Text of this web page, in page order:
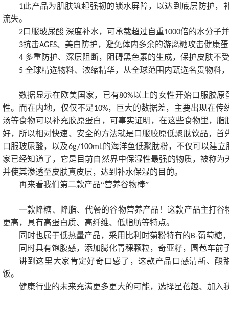
1此产品为肌肤筑起强韧的锁水屏障，以达到底层防护
流失。
2口服玻尿酸 深度补水，可承载超过自重1000倍的水分子
3抗击AGES、美白防护，避免体内多余的游离糖攻击健康
4 多重防护、深层阻断，阻碍黑色素的生成，保护皮肤不
5 全球精选物料、浓缩精华，从全球范围内甄选名贵物料
数据显示在欧美国家，已有80%以上的女性开始口服胶
性。而在内地，仅仅不足 10%，巨大的数据差，主要出现在传
汤等食物可以补充胶原蛋白，可事实证明，在这些食物里，
好，所以相对快速、安全的方法就是口服胶原低聚肽饮品，首
口服玻尿酸，以及6g/100mL的海洋鱼低聚肽粉，不仅可以建
家已经知道了，它是目前自然界中保湿性最强的物质，被称
并使其渗透至皮肤真皮层，达到补水保湿的目的。
再来看我们第二款产品“营养谷物棒”
一款降糖、降脂、代餐的谷物营养产品！这款产品主打
更高，具有高蛋白质、高纤维、低脂肪等特点。
同时也属于低热量产品，采用比利时菊粉特有的B-葡萄糖
同时具有饱腹感，添加膨化青稞颗粒，奇亚籽，圆苞车前
讲到这里大家肯定好奇口感了，这款产品口感清新、酸
饭。
健康行业的未来充满更多更大的可能，选择星蓓趣、加入